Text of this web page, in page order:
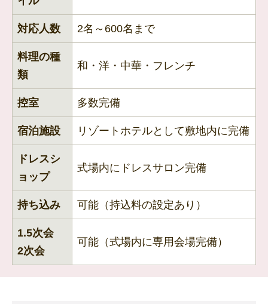
対応人数 2名～600名まで
料理の種
類
和・洋・中華・フレンチ
控室 多数完備
宿泊施設 リゾートホテルとして敷地内に完備
ドレスシ
ョップ
式場内にドレスサロン完備
持ち込み 可能（持込料の設定あり）
1.5次会
2次会
可能（式場内に専用会場完備）